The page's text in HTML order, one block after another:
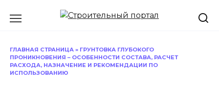
ГЛАВНАЯ СТРАНИЦА » ГРУНТОВКА ГЛУБОКОГО
ПРОНИКНОВЕНИЯ – ОСОБЕННОСТИ СОСТАВА, РАСЧЕТ
РАСХОДА, НАЗНАЧЕНИЕ И РЕКОМЕНДАЦИИ ПО
ИСПОЛЬЗОВАНИЮ